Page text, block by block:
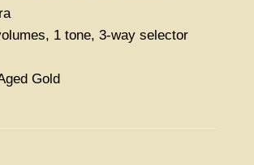
1 tone, 3-way selector
Gold